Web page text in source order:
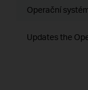
Operační
Updates the